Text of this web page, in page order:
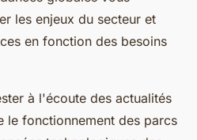
les enjeux du secteur et
en fonction des besoins
à l'écoute des actualités
le fonctionnement des parcs